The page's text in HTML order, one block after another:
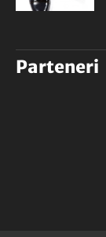
Parteneri